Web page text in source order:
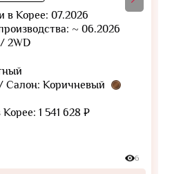
в Корее: 07.2026
~ 06.2026
2WD
Салон: Коричневый
1 541 628 ₽
6